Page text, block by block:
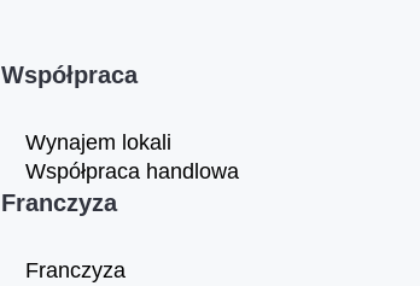
Współpraca
Wynajem lokali
Współpraca handlowa
Franczyza
Franczyza